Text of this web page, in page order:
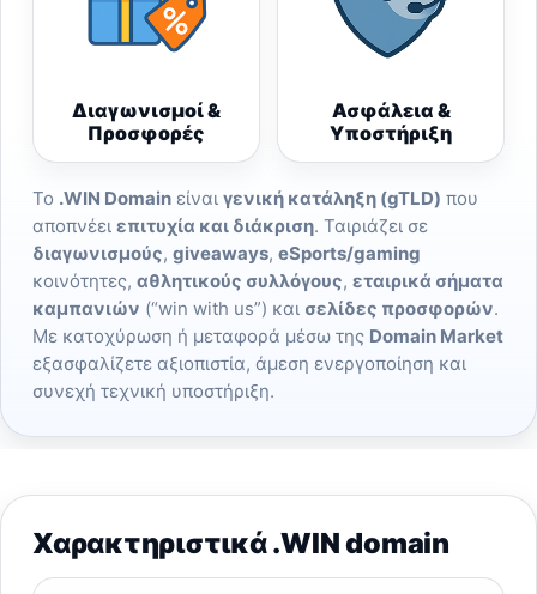
Διαγωνισμοί &
Προσφορές
Ασφάλεια &
Υποστήριξη
Το .WIN Domain είναι γενική κατάληξη (gTLD) που
αποπνέει επιτυχία και διάκριση. Ταιριάζει σε
διαγωνισμούς, giveaways, eSports/gaming
κοινότητες, αθλητικούς συλλόγους, εταιρικά σήματα
καμπανιών (“win with us”) και σελίδες προσφορών.
Με κατοχύρωση ή μεταφορά μέσω της Domain Market
εξασφαλίζετε αξιοπιστία, άμεση ενεργοποίηση και
συνεχή τεχνική υποστήριξη.
Χαρακτηριστικά .WIN domain